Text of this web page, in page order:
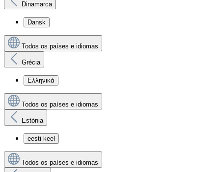
Dinamarca
Dansk
Todos os países e idiomas
Grécia
Ελληνικά
Todos os países e idiomas
Estónia
eesti keel
Todos os países e idiomas